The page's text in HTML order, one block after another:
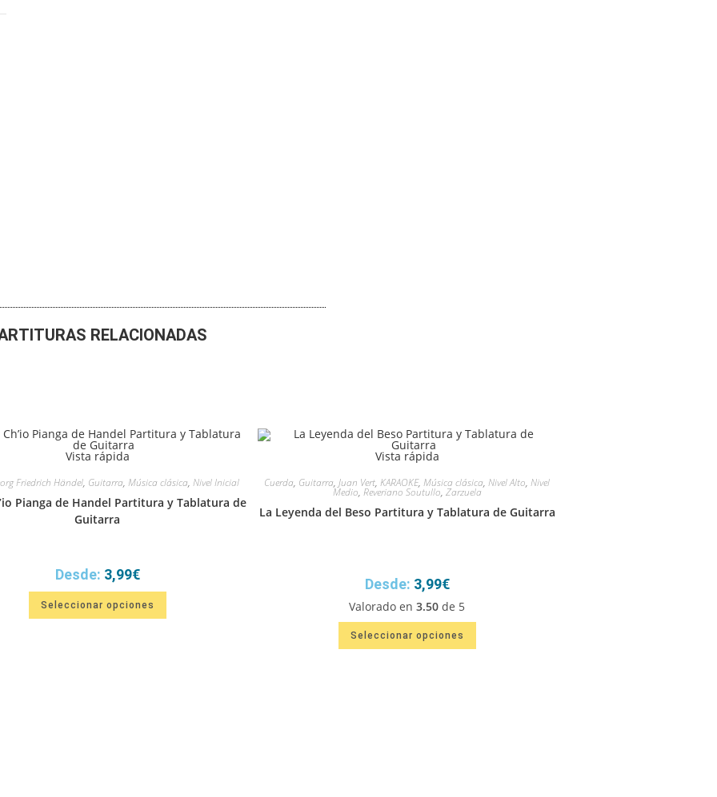
RELACIONADAS
Vista rápida
Friedrich Händel, Guitarra,Música clásica,Nivel Inicial
Pianga de Handel Partitura y Tablatura de
Guitarra
Desde: 3,99€
Seleccionar opciones
Este
tiene
Vista rápida
Cuerda, Guitarra,Juan Vert,KARAOKE,Música clásica,Nivel Alto,Nivel
Medio, Reveriano Soutullo, Zarzuela
La Leyenda del Beso Partitura y Tablatura de Guitarra
Desde: 3,99€
Valorado en3.50 de 5
Seleccionar opciones
Este
tiene